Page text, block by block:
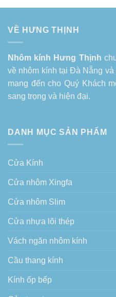
VỀ HƯNG THỊNH
Nhôm kính Hưng Thịnh
về nhôm kính tại Đà Nẵng và
mang đến cho Quý Khách
sang trọng và hiện đại.
DANH MỤC SẢN PHẨM
Cửa Kính
Cửa nhôm Xingfa
Cửa nhôm Slim
Cửa nhựa lõi thép
Vách ngăn nhôm kính
Cầu thang kính
Kính ốp bếp